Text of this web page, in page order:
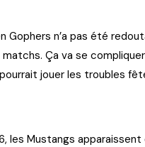
Gophers n’a pas été
Ça va se
jouer les troubles
les Mustangs apparaissent